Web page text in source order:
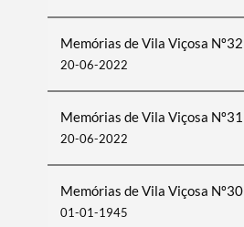
Memórias de Vila Viçosa Nº32
20-06-2022
Memórias de Vila Viçosa Nº31
20-06-2022
Memórias de Vila Viçosa Nº30
01-01-1945